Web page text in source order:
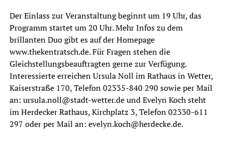
Der Einlass zur Veranstaltung beginnt um 19 Uhr, das
Programm startet um 20 Uhr. Mehr Infos zu dem
brillanten Duo gibt es auf der Homepage
www.thekentratsch.de. Für Fragen stehen die
Gleichstellungsbeauftragten gerne zur Verfügung.
Interessierte erreichen Ursula Noll im Rathaus in Wetter,
Kaiserstraße 170, Telefon 02335-840 290 sowie per Mail
an: ursula.noll@stadt-wetter.de und Evelyn Koch steht
im Herdecker Rathaus, Kirchplatz 3, Telefon 02330-611
297 oder per Mail an: evelyn.koch@herdecke.de.